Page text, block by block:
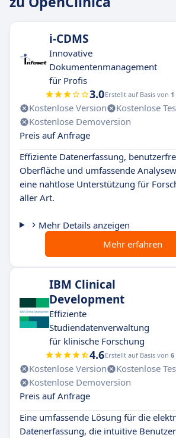
i-CDMS
Innovative
Dokumentenmanagement
für Profis
3.0Erstellt auf Basis von
Kostenlose Version
Kostenlose
Kostenlose Demoversion
Preis auf Anfrage
Effiziente Datenerfassung,
Oberfläche und umfassende
eine nahtlose Unterstützung für
aller Art.
Mehr Details anzeigen
Mehr erfahren
IBM Clinical
Development
Effiziente
Studiendatenverwaltung
für klinische Forschung
4.6Erstellt auf Basis von
Kostenlose Version
Kostenlose
Kostenlose Demoversion
Preis auf Anfrage
Eine umfassende Lösung für die
Datenerfassung, die intuitive